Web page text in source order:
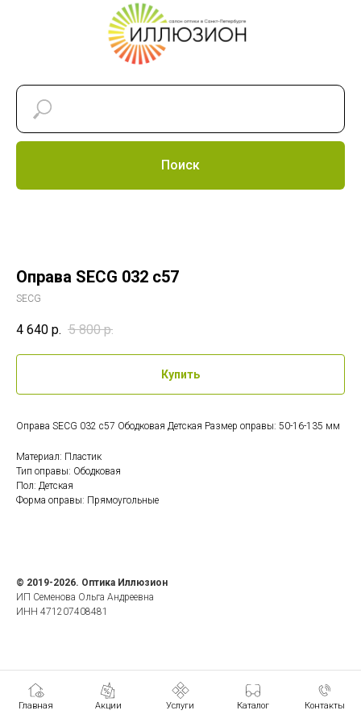
Поиск
Главная Акции Услуги Каталог Контакты
Оправа SECG 032 c57
SECG
4 640 р. 5 800 р.
Купить
Оправа SECG 032 c57 Ободковая Детская Размер оправы: 50-16-135 мм
Материал: Пластик
Тип оправы: Ободковая
Пол: Детская
Форма оправы: Прямоугольные
© 2019-2026. Оптика Иллюзион
ИП Семенова Ольга Андреевна
ИНН 471207408481